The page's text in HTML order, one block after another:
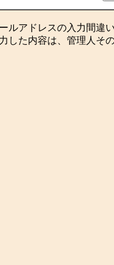
ルアドレスの入力間違
した内容は、管理人そ